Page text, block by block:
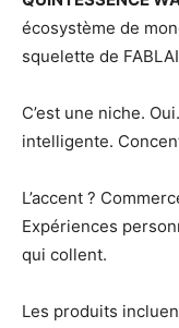
écosystème de
squelette de
C’est une niche.
intelligente.
L’accent ?
Expériences
qui collent.
Les produits